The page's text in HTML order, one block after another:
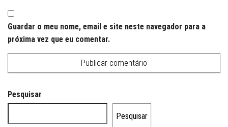
Guardar o meu nome, email e site neste navegador para a
próxima vez que eu comentar.
Pesquisar
Pesquisar